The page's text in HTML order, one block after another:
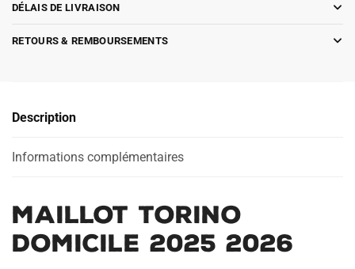
DÉLAIS DE LIVRAISON
RETOURS & REMBOURSEMENTS
Description
Informations complémentaires
Maillot Torino
Domicile 2025 2026